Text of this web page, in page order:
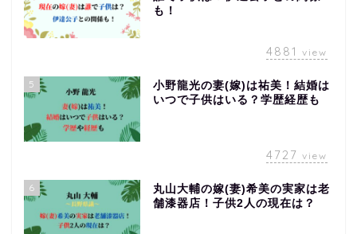
も！
4881 view
5
小野龍光の妻(嫁)は祐美！結婚は
いつで子供はいる？学歴経歴も
4727 view
6
丸山大輔の嫁(妻)希美の実家は老
舗漆器店！子供2人の現在は？